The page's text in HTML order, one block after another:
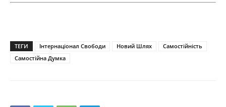
ТЕГИ Інтернаціонал Свободи Новий Шлях
Самостійність
Самостійна Думка